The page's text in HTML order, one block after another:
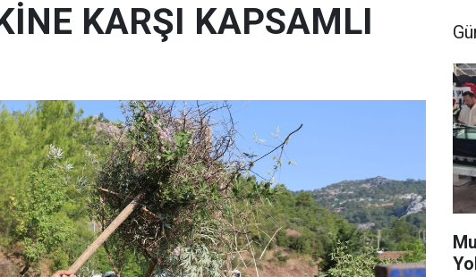
KARŞI KAPSAMLI